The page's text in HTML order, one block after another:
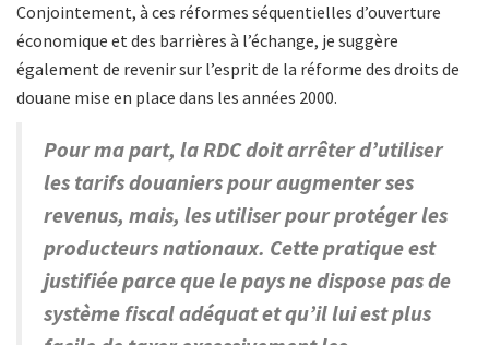
Conjointement, à ces réformes séquentielles d’ouverture
économique et des barrières à l’échange, je suggère
également de revenir sur l’esprit de la réforme des droits de
douane mise en place dans les années 2000.
Pour ma part, la RDC doit arrêter d’utiliser
les tarifs douaniers pour augmenter ses
revenus, mais, les utiliser pour protéger les
producteurs nationaux. Cette pratique est
justifiée parce que le pays ne dispose pas de
système fiscal adéquat et qu’il lui est plus